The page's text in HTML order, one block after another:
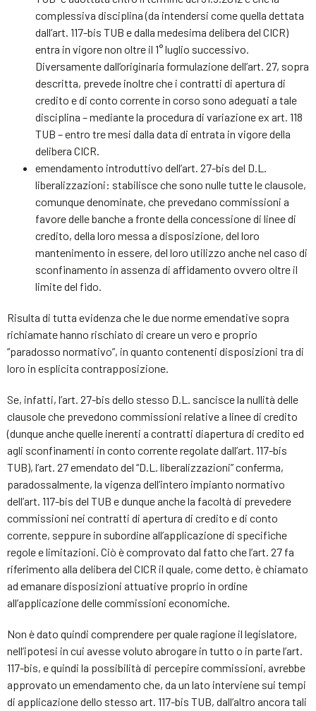
complessiva disciplina (da intendersi come quella dettata
dall’art. 117-bis TUB e dalla medesima delibera del CICR)
entra in vigore non oltre il 1° luglio successivo.
Diversamente dall’originaria formulazione dell’art. 27, sopra
descritta, prevede inoltre che i contratti di apertura di
credito e di conto corrente in corso sono adeguati a tale
disciplina – mediante la procedura di variazione ex art. 118
TUB – entro tre mesi dalla data di entrata in vigore della
delibera CICR.
emendamento introduttivo dell’art. 27-bis del D.L.
liberalizzazioni: stabilisce che sono nulle tutte le clausole,
comunque denominate, che prevedano commissioni a
favore delle banche a fronte della concessione di linee di
credito, della loro messa a disposizione, del loro
mantenimento in essere, del loro utilizzo anche nel caso di
sconfinamento in assenza di affidamento ovvero oltre il
limite del fido.
Risulta di tutta evidenza che le due norme emendative sopra
richiamate hanno rischiato di creare un vero e proprio
“paradosso normativo”, in quanto contenenti disposizioni tra di
loro in esplicita contrapposizione.
Se, infatti, l’art. 27-bis dello stesso D.L. sancisce la nullità delle
clausole che prevedono commissioni relative a linee di credito
(dunque anche quelle inerenti a contratti diapertura di credito ed
agli sconfinamenti in conto corrente regolate dall’art. 117-bis
TUB), l’art. 27 emendato del “D.L. liberalizzazioni” conferma,
paradossalmente, la vigenza dell’intero impianto normativo
dell’art. 117-bis del TUB e dunque anche la facoltà di prevedere
commissioni nei contratti di apertura di credito e di conto
corrente, seppure in subordine all’applicazione di specifiche
regole e limitazioni. Ciò è comprovato dal fatto che l’art. 27 fa
riferimento alla delibera del CICR il quale, come detto, è chiamato
ad emanare disposizioni attuative proprio in ordine
all’applicazione delle commissioni economiche.
Non è dato quindi comprendere per quale ragione il legislatore,
nell’ipotesi in cui avesse voluto abrogare in tutto o in parte l’art.
117-bis, e quindi la possibilità di percepire commissioni, avrebbe
approvato un emendamento che, da un lato interviene sui tempi
di applicazione dello stesso art. 117-bis TUB, dall’altro ancora tali